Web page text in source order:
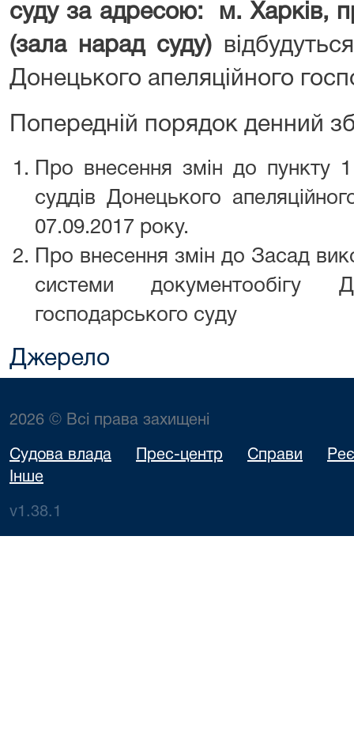
суду за адресою: м. Харків,
(зала нарад суду)
Донецького апеляційного
Попередній порядок денний
Про внесення змін до пункту
суддів Донецького
07.09.2017 року.
Про внесення змін до Засад
системи документообігу
господарського суду
Джерело
2026 © Всі права захищені
Судова влада Прес-центр Справи
Інше
v1.38.1